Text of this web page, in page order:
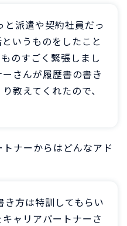
と派遣や契約社員だっ
いうものをしたこと
のすごく緊張しまし
さんが履歴書の書き
教えてくれたので、
ナーからはどんなアド
き方は特訓してもらい
ャリアパートナーさ